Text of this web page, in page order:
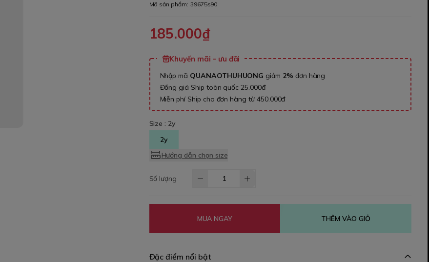
Mã sản phẩm: 39675s90
185.000₫
Khuyến mãi - ưu đãi
Nhập mã QUANAOTHUHUONG giảm 2% đơn hàng
Đồng giá Ship toàn quốc 25.000đ
Miễn phí Ship cho đơn hàng từ 450.000đ
Size : 2y
2y
Hướng dẫn chọn size
Số lượng
MUA NGAY THÊM VÀO GIỎ
Đặc điểm nổi bật